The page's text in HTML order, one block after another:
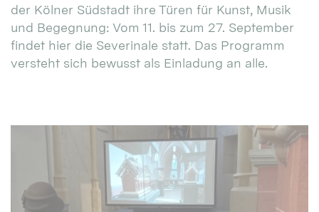
der Kölner Südstadt ihre Türen für Kunst, Musik
und Begegnung: Vom 11. bis zum 27. September
findet hier die Severinale statt. Das Programm
versteht sich bewusst als Einladung an alle.